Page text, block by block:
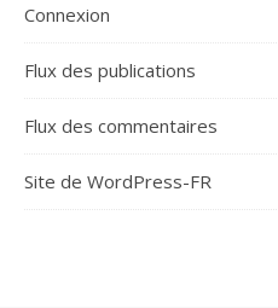
Connexion
Flux des publications
Flux des commentaires
Site de WordPress-FR